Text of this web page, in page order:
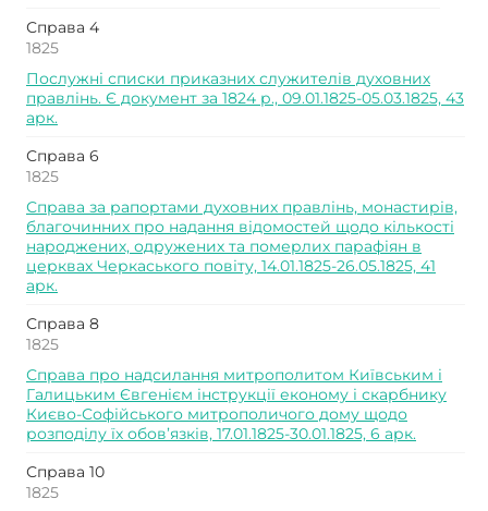
Справа 4
1825
Послужні списки приказних служителів духовних
правлінь. Є документ за 1824 р., 09.01.1825-05.03.1825, 43
арк.
Справа 6
1825
Справа за рапортами духовних правлінь, монастирів,
благочинних про надання відомостей щодо кількості
народжених, одружених та померлих парафіян в
церквах Черкаського повіту, 14.01.1825-26.05.1825, 41
арк.
Справа 8
1825
Справа про надсилання митрополитом Київським і
Галицьким Євгенієм інструкції економу і скарбнику
Києво-Софійського митрополичого дому щодо
розподілу їх обов’язків, 17.01.1825-30.01.1825, 6 арк.
Справа 10
1825